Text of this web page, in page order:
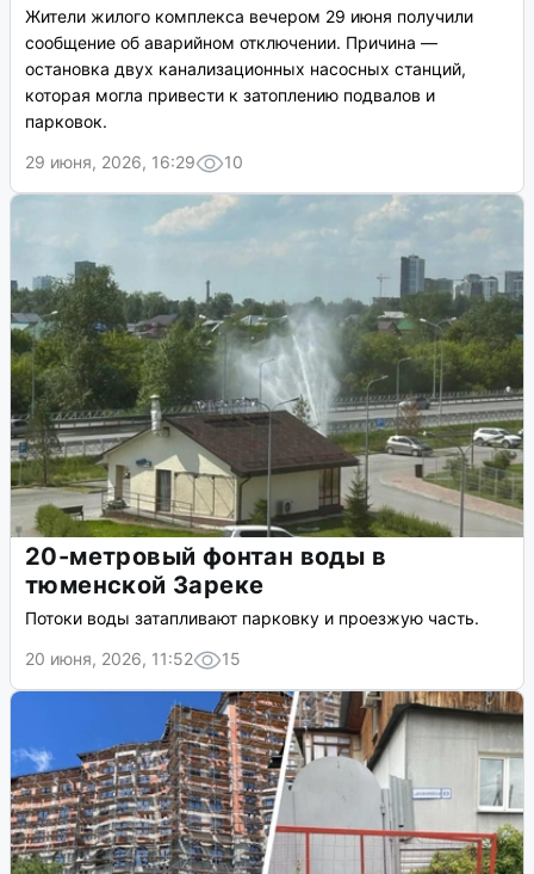
Жители жилого комплекса вечером 29 июня получили
сообщение об аварийном отключении. Причина —
остановка двух канализационных насосных станций,
которая могла привести к затоплению подвалов и
парковок.
29 июня, 2026, 16:29
10
20-метровый фонтан воды в
тюменской Зареке
Потоки воды затапливают парковку и проезжую часть.
20 июня, 2026, 11:52
15